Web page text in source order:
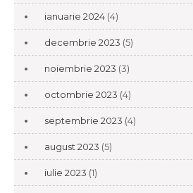
ianuarie 2024 (4)
decembrie 2023 (5)
noiembrie 2023 (3)
octombrie 2023 (4)
septembrie 2023 (4)
august 2023 (5)
iulie 2023 (1)